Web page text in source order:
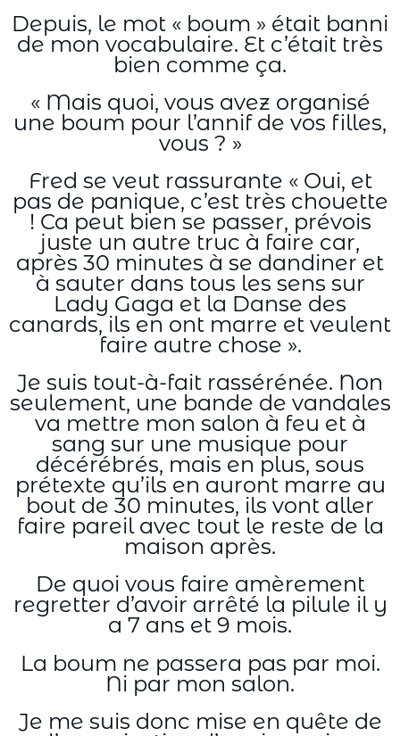
Depuis, le mot « boum » était banni
de mon vocabulaire. Et c’était très
bien comme ça.
« Mais quoi, vous avez organisé
une boum pour l’annif de vos filles,
vous ? »
Fred se veut rassurante « Oui, et
pas de panique, c’est très chouette
! Ca peut bien se passer, prévois
juste un autre truc à faire car,
après 30 minutes à se dandiner et
à sauter dans tous les sens sur
Lady Gaga et la Danse des
canards, ils en ont marre et veulent
faire autre chose ».
Je suis tout-à-fait rassérénée. Non
seulement, une bande de vandales
va mettre mon salon à feu et à
sang sur une musique pour
décérébrés, mais en plus, sous
prétexte qu’ils en auront marre au
bout de 30 minutes, ils vont aller
faire pareil avec tout le reste de la
maison après.
De quoi vous faire amèrement
regretter d’avoir arrêté la pilule il y
a 7 ans et 9 mois.
La boum ne passera pas par moi.
Ni par mon salon.
Je me suis donc mise en quête de